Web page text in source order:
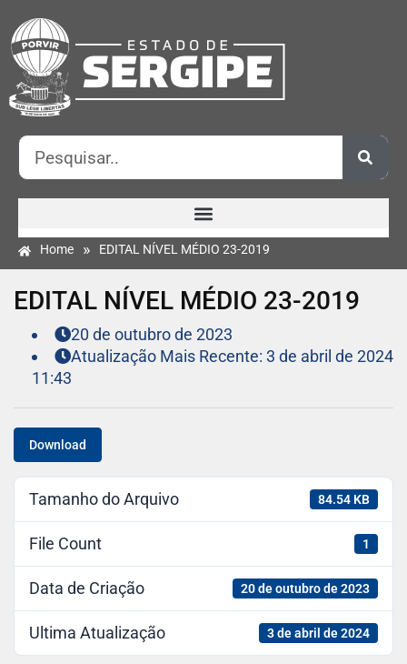
Home » EDITAL NÍVEL MÉDIO 23-2019
EDITAL NÍVEL MÉDIO 23-2019
20 de outubro de 2023
Atualização Mais Recente: 3 de abril de 2024
11:43
Download
Tamanho do Arquivo 84.54 KB
File Count 1
Data de Criação 20 de outubro de 2023
Ultima Atualização 3 de abril de 2024